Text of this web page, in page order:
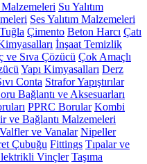
Su Yalıtım
Ses Yalıtım Malzemeleri
Çimento Beton Harcı Çatı
İnşaat Temizlik
ve Sıva Çözücü Çok Amaçlı
Yapı Kimyasalları Derz
Conta Strafor Yapıştırılar
Bağlantı ve Aksesuarları
PPRC Borular Kombi
ve Bağlantı Malzemeleri
Valfler ve Vanalar Nipeller
Çubuğu Fittings Tıpalar ve
Vinçler Taşıma